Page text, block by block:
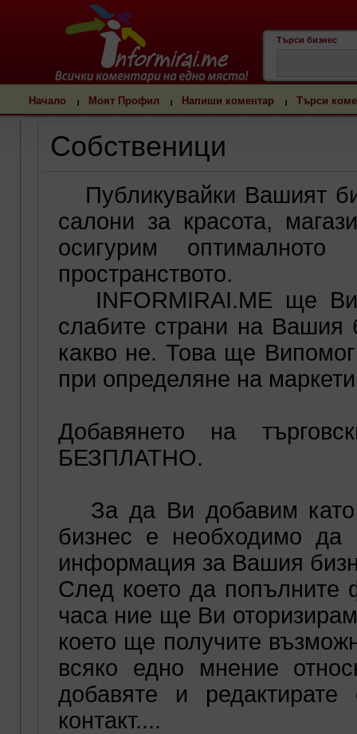
Търси бизнес
Начало Моят Профил Напиши коментар Търси
Собственици
Публикувайки Вашият
салони за красота,
осигурим
пространството.
INFORMIRAI.ME ще Ви
слабите страни на Вашия
какво не. Това ще
при определяне на
Добавянето на
БЕЗПЛАТНО.
За да Ви добавим като
бизнес е необходимо
информация за Вашия
След което да попълните
часа ние ще Ви
което ще получите
всяко едно мнение
добавяте и
контакт....